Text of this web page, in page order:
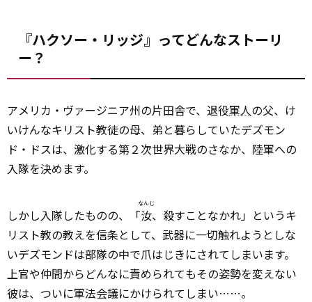
『ハクソー・リッジ』ってどんなストーリ
ー？
アメリカ・ヴァージニア州の片田舎で、退役軍人の父、け
いけんなキリスト教徒の母、弟と暮らしていたデズモン
ド・ドスは、激化する第２次世界大戦のさなか、陸軍への
入隊を決めます。
しかし入隊したものの、「汝
なんじ
、殺すことなかれ」というキ
リスト教の教えを信条として、武器に一切触れようとしな
いデズモンドは部隊の中で爪はじきにされてしまいます。
上官や仲間からどんなに責められてもその姿勢を変えない
彼は、ついに軍法会議にかけられてしまい……。